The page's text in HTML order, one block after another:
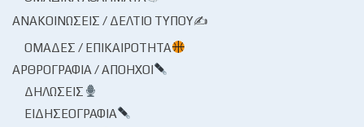
ΑΝΑΚΟΙΝΏΣΕΙΣ / ΔΕΛΤΊΟ ΤΎΠΟΥ✍
ΟΜΆΔΕΣ / ΕΠΙΚΑΙΡΌΤΗΤΑ
ΑΡΘΡΟΓΡΑΦΊΑ / ΑΠΌΗΧΟΙ
ΔΗΛΏΣΕΙΣ
ΕΙΔΗΣΕΟΓΡΑΦΊΑ